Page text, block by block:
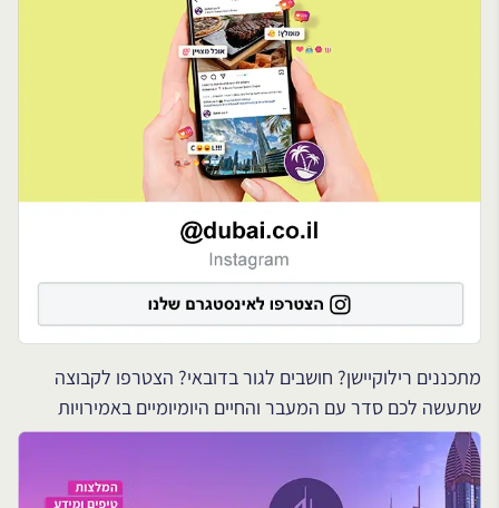
מתכננים רילוקיישן? חושבים לגור בדובאי? הצטרפו לקבוצה
שתעשה לכם סדר עם המעבר והחיים היומיומיים באמירויות